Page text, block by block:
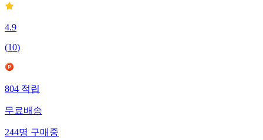
4.9
(10)
804적립
무료배송
244명구매중